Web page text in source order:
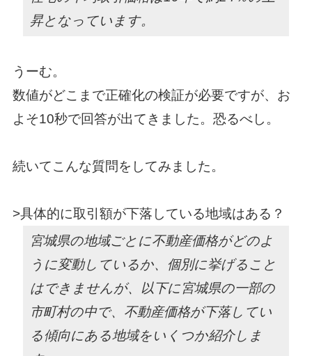
昇となっています。
うーむ。
数値がどこまで正確化の検証が必要ですが、お
よそ10秒で回答が出てきました。恐るべし。
続いてこんな質問をしてみました。
>具体的に取引額が下落している地域はある？
宮城県の地域ごとに不動産価格がどのよ
うに変動しているか、個別に挙げること
はできませんが、以下に宮城県の一部の
市町村の中で、不動産価格が下落してい
る傾向にある地域をいくつか紹介しま